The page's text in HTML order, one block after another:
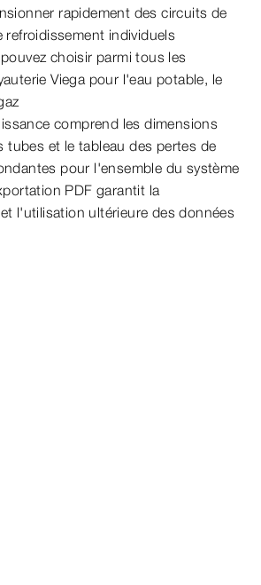
rapidement des circuits de
refroidissement individuels
choisir parmi tous les
Viega pour l'eau potable, le
comprend les dimensions
tubes et le tableau des pertes de
pour l'ensemble du système
PDF garantit la
l'utilisation ultérieure des données